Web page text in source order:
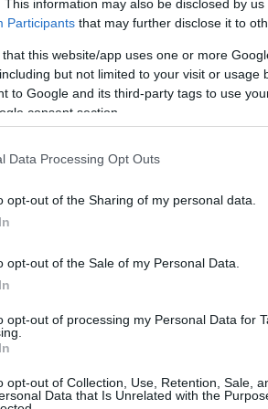
This information may also be disclosed by
Participants that may further disclose it to
that this website/app uses one or more
but not limited to your visit or usage
to Google and its third-party tags to use
consent section.
Data Processing Opt Outs
opt-out of the Sharing of my personal data.
opt-out of the Sale of my Personal Data.
opt-out of processing my Personal Data for
opt-out of Collection, Use, Retention, Sale,
Data that Is Unrelated with the
και ο πλουραλισμός
κομμάτων και ιδιαίτερα
ως έναν ανοιχτό και ζωντανό
υπήρξαν
για το μεταρρυθμιστικό έργο
εικόνας της χώρας. Επεσήμανε
η Ελλάδα ενίσχυσε την
και ότι η πορεία προς τη
το σπίτι μας»